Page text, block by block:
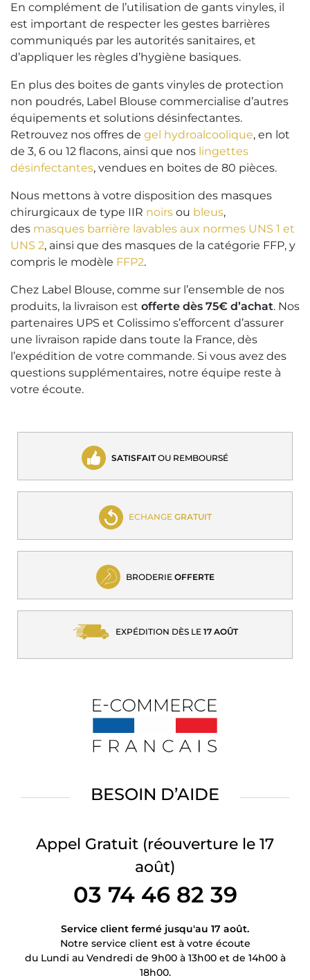
En complément de l’utilisation de gants vinyles, il
est important de respecter les gestes barrières
communiqués par les autorités sanitaires, et
d’appliquer les règles d’hygiène basiques.
En plus des boites de gants vinyles de protection
non poudrés, Label Blouse commercialise d’autres
équipements et solutions désinfectantes.
Retrouvez nos offres de gel hydroalcoolique, en lot
de 3, 6 ou 12 flacons, ainsi que nos lingettes
désinfectantes, vendues en boites de 80 pièces.
Nous mettons à votre disposition des masques
chirurgicaux de type IIR noirs ou bleus,
des masques barrière lavables aux normes UNS 1 et
UNS 2, ainsi que des masques de la catégorie FFP, y
compris le modèle FFP2.
Chez Label Blouse, comme sur l’ensemble de nos
produits, la livraison est offerte dès 75€ d’achat. Nos
partenaires UPS et Colissimo s’efforcent d’assurer
une livraison rapide dans toute la France, dès
l’expédition de votre commande. Si vous avez des
questions supplémentaires, notre équipe reste à
votre écoute.
SATISFAITOU REMBOURSÉ
ECHANGE GRATUIT
BRODERIE OFFERTE
EXPÉDITION DÈS LE 17 AOÛT
BESOIN D’AIDE
Appel Gratuit (réouverture le 17
août)
03 74 46 82 39
Service client fermé jusqu'au 17 août.
Notre service client est à votre écoute
du Lundi au Vendredi de 9h00 à 13h00 et de 14h00 à
18h00.